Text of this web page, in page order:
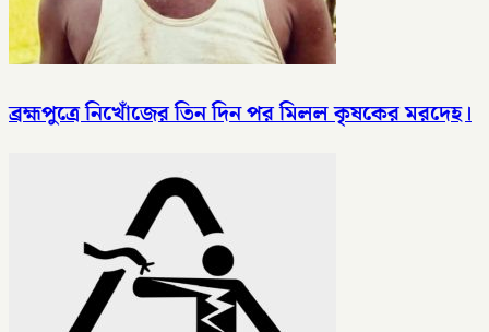
ব্রহ্মপুত্রে নিখোঁজের তিন দিন পর মিলল কৃষকের মরদেহ।